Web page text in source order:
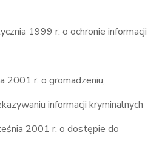
1999 r. o ochronie informacji
2001 r. o gromadzeniu,
informacji kryminalnych
2001 r. o dostępie do